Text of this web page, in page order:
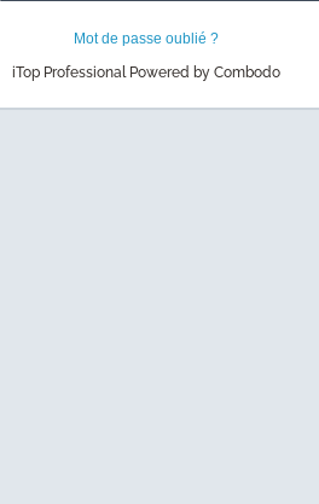
Mot de passe oublié ?
iTop Professional Powered by Combodo